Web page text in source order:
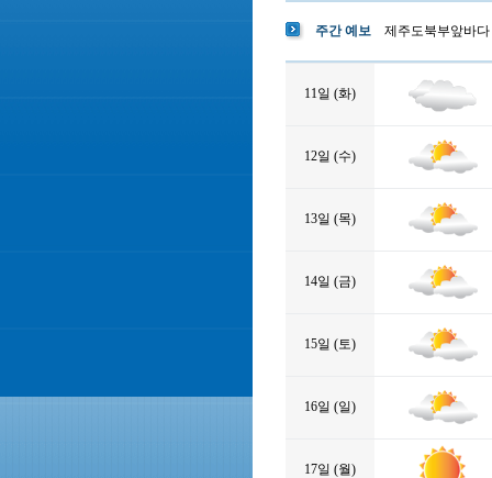
주간 예보 제주도북부앞바다
11일 (화)
12일 (수)
13일 (목)
14일 (금)
15일 (토)
16일 (일)
17일 (월)